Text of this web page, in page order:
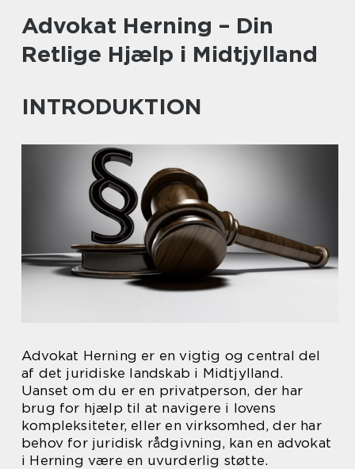
Advokat Herning – Din
Retlige Hjælp i Midtjylland
INTRODUKTION
Advokat Herning er en vigtig og central del
af det juridiske landskab i Midtjylland.
Uanset om du er en privatperson, der har
brug for hjælp til at navigere i lovens
kompleksiteter, eller en virksomhed, der har
behov for juridisk rådgivning, kan en advokat
i Herning være en uvurderlig støtte.